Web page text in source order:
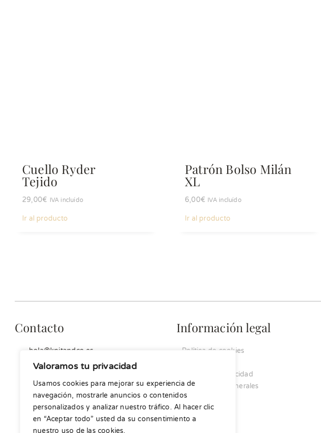
Valoramos tu privacidad
Usamos cookies para mejorar su experiencia de
navegación, mostrarle anuncios o contenidos
personalizados y analizar nuestro tráfico. Al hacer clic
en “Aceptar todo” usted da su consentimiento a
nuestro uso de las cookies.
Cuello Ryder
Tejido
29,00€ IVA incluído
Ir al producto
Patrón Bolso Milán
XL
6,00€ IVA incluído
Ir al producto
Contacto
hola@knitandco.es
Información legal
Política de cookies
Política de privacidad
Condiciones generales